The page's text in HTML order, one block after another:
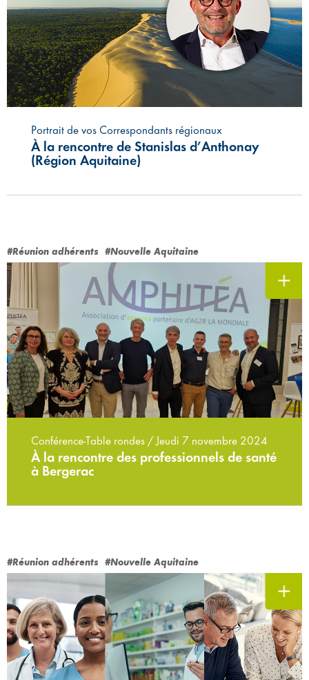
Portrait de vos Correspondants régionaux
À la rencontre de Stanislas d’Anthonay
(Région Aquitaine)
#Réunion adhérents #Nouvelle Aquitaine
Conférence-Table rondes / Jeudi 7 novembre 2024
À la rencontre des professionnels de santé
à Bergerac
#Réunion adhérents #Nouvelle Aquitaine